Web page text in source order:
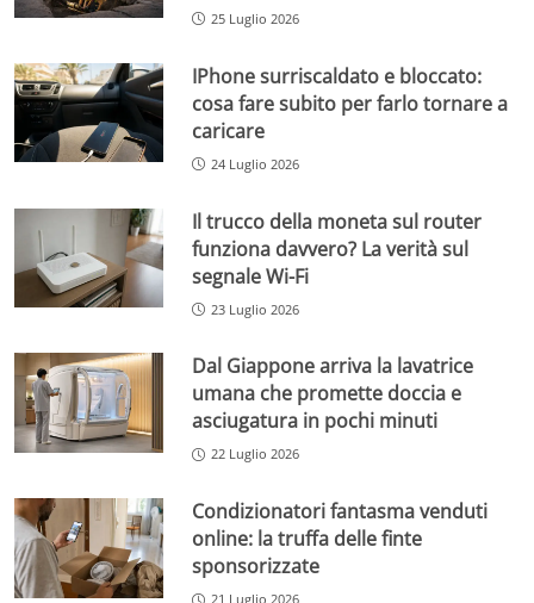
25 Luglio 2026
IPhone surriscaldato e bloccato:
cosa fare subito per farlo tornare a
caricare
24 Luglio 2026
Il trucco della moneta sul router
funziona davvero? La verità sul
segnale Wi-Fi
23 Luglio 2026
Dal Giappone arriva la lavatrice
umana che promette doccia e
asciugatura in pochi minuti
22 Luglio 2026
Condizionatori fantasma venduti
online: la truffa delle finte
sponsorizzate
21 Luglio 2026